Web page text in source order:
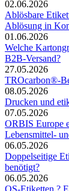
02.06.2026
Ablösbare
Ablösung in
01.06.2026
Welche
B2B-Versand?
27.05.2026
TROcarbon®-
08.05.2026
Drucken und
07.05.2026
ORBIS Europe
Lebensmittel-
06.05.2026
Doppelseitige
benötigt?
06.05.2026